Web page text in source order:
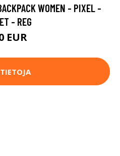
WOMEN - PIXEL -
- REG
EUR